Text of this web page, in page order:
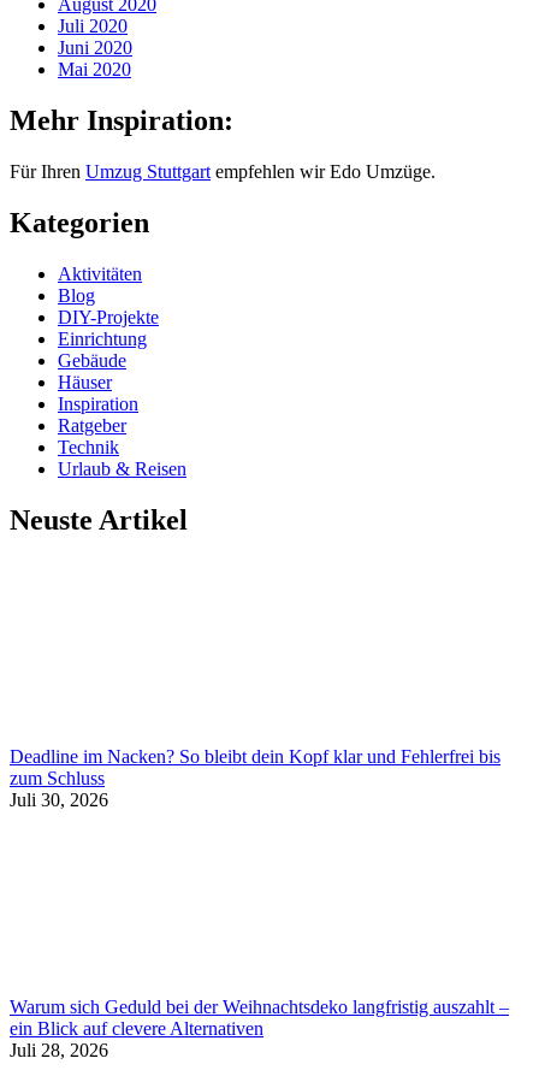
August 2020
Juli 2020
Juni 2020
Mai 2020
Mehr Inspiration:
Für Ihren Umzug Stuttgart empfehlen wir Edo Umzüge.
Kategorien
Aktivitäten
Blog
DIY-Projekte
Einrichtung
Gebäude
Häuser
Inspiration
Ratgeber
Technik
Urlaub & Reisen
Neuste Artikel
Deadline im Nacken? So bleibt dein Kopf klar und Fehlerfrei bis
zum Schluss
Juli 30, 2026
Warum sich Geduld bei der Weihnachtsdeko langfristig auszahlt –
ein Blick auf clevere Alternativen
Juli 28, 2026